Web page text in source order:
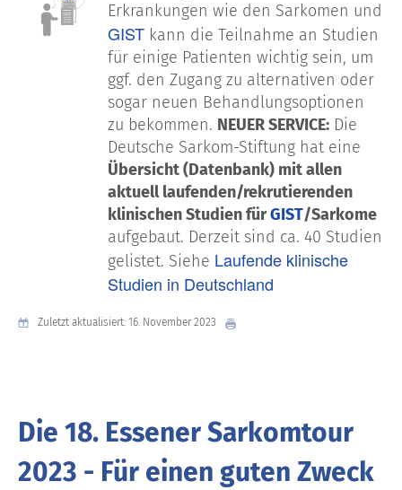
Erkrankungen wie den Sarkomen und
GIST kann die Teilnahme an Studien
für einige Patienten wichtig sein, um
ggf. den Zugang zu alternativen oder
sogar neuen Behandlungsoptionen
zu bekommen. NEUER SERVICE: Die
Deutsche Sarkom-Stiftung hat eine
Übersicht (Datenbank) mit allen
aktuell laufenden/rekrutierenden
klinischen Studien fürGIST/Sarkome
aufgebaut. Derzeit sind ca. 40 Studien
gelistet. Siehe Laufende klinische
Studien in Deutschland
Zuletzt aktualisiert: 16. November 2023
Die 18. Essener Sarkomtour
2023 - Für einen guten Zweck